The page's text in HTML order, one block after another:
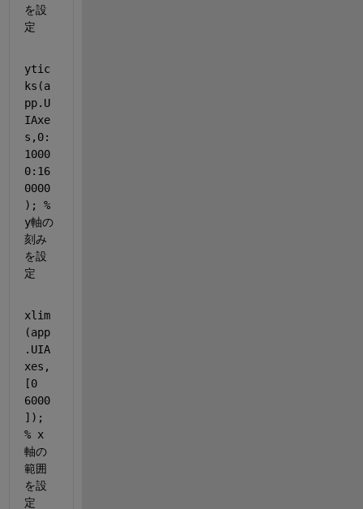
を設
定
ytic
ks(a
pp.U
IAxe
s,0:
1000
0:16
0000
); %
y軸の
刻み
を設
定
xlim
(app
.UIA
xes,
[0
6000
% x
軸の
範囲
を設
定